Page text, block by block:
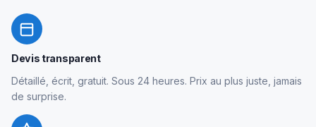
Devis transparent
Détaillé, écrit, gratuit. Sous 24 heures. Prix au plus juste, jamais
de surprise.